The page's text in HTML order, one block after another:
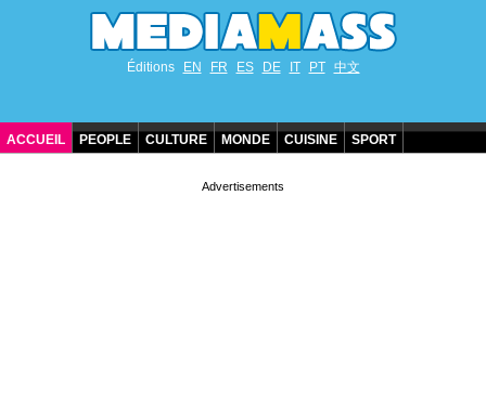
Éditions EN FR ES DE IT PT 中文
ACCUEIL PEOPLE CULTURE MONDE CUISINE SPORT